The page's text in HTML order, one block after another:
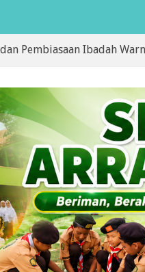
Ibadah Warnai Kegiatan